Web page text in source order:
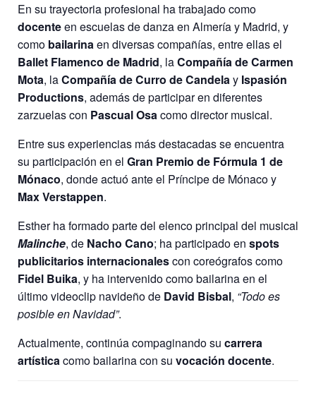
En su trayectoria profesional ha trabajado como
docenteen escuelas de danza en Almería y Madrid, y
como bailarinaen diversas compañías, entre ellas el
Ballet Flamenco de Madrid, laCompañía de Carmen
Mota, laCompañía de Curro de Candelay Ispasión
Productions, además de participar en diferentes
zarzuelas con Pascual Osacomo director musical.
Entre sus experiencias más destacadas se encuentra
su participación en el Gran Premio de Fórmula 1 de
Mónaco, donde actuó ante el Príncipe de Mónaco y
Max Verstappen.
Esther ha formado parte del elenco principal del musical
Malinche, de Nacho Cano; ha participado en spots
publicitarios internacionalescon coreógrafos como
Fidel Buika, y ha intervenido como bailarina en el
último videoclip navideño de David Bisbal, “Todo es
posible en Navidad”.
Actualmente, continúa compaginando su carrera
artísticacomo bailarina con su vocación docente.